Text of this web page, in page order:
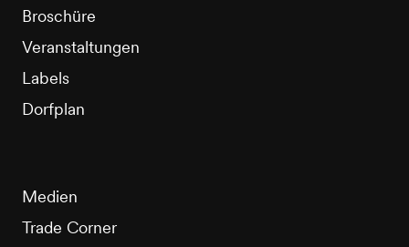
Broschüre
Veranstaltungen
Labels
Dorfplan
Medien
Trade Corner